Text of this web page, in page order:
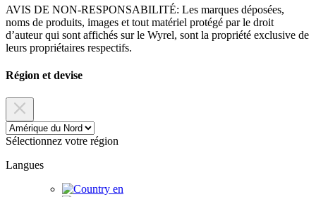
AVIS DE NON-RESPONSABILITÉ: Les marques déposées,
noms de produits, images et tout matériel protégé par le droit
d’auteur qui sont affichés sur le Wyrel, sont la propriété exclusive de
leurs propriétaires respectifs.
Région et devise
Sélectionnez votre région
Langues
en